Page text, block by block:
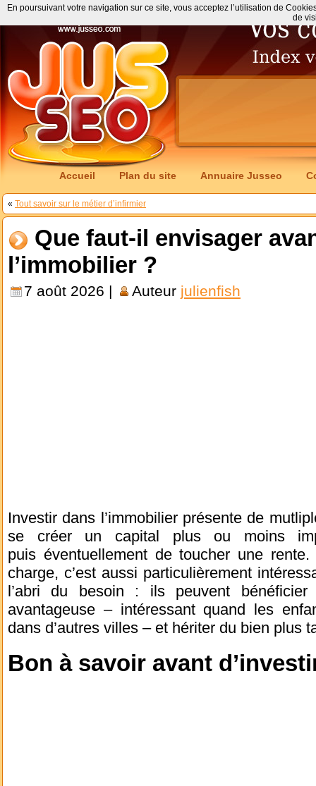
Accueil Plan du site Annuaire Jusseo
« Tout savoir sur le métier d’infirmier
Que faut-il envisager
l’immobilier ?
7 août 2026 | Auteur julienfish
Investir dans l’immobilier présente de
se créer un capital plus ou moins
puis éventuellement de toucher une
charge, c’est aussi particulièrement
l’abri du besoin : ils peuvent bénéficier
avantageuse – intéressant quand les
dans d’autres villes – et hériter du bien plus
Bon à savoir avant
En poursuivant votre navigation sur ce site, vous acceptez l’utilisation de
de